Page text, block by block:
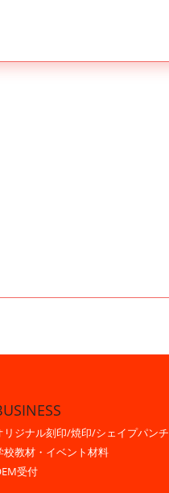
リジナル刻印/焼印/シェイプパンチ
校教材・イベント材料
受付